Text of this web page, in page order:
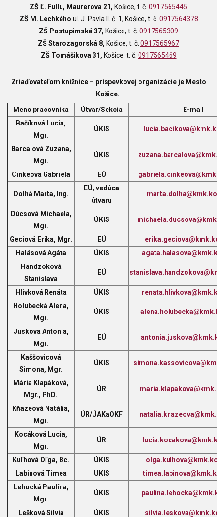
ZŠ Ľ. Fullu, Maurerova 21, Košice, t. č. 0917565445
ZŠ M. Lechkého ul. J. Pavla II. č. 1, Košice, t. č. 0917564378
ZŠ Postupimská 37, Košice, t. č. 0917565309
ZŠ Starozagorská 8, Košice, t. č. 0917565967
ZŠ Tomášikova 31, Košice, t. č. 0917565469
Zriaďovateľom knižnice – príspevkovej organizácie je Mesto
Košice.
Meno pracovníka
Útvar/Sekcia
E-mail
Bačíková Lucia,
Mgr.
ÚKIS
Barcalová Zuzana,
Mgr.
ÚKIS
Cinkeová Gabriela EÚ
Dolhá Marta, Ing.
EÚ, vedúca
útvaru
Dúcsová Michaela,
Mgr.
ÚKIS
Geciová Erika, Mgr. EÚ
Halásová Agáta
ÚKIS
Handzoková
Stanislava
EÚ
Hlivková Renáta ÚKIS
Holubecká Alena,
Mgr.
ÚKIS
Jusková Antónia,
Mgr.
EÚ
Kaššovicová
Simona, Mgr.
ÚKIS
Mária Klapáková,
Mgr., PhD.
ÚR
Kňazeová Natália,
Mgr.
ÚR/ÚAKaOKF
Kocáková Lucia,
Mgr.
ÚR
Kuľhová Oľga, Bc. ÚKIS
Labinová Timea
ÚKIS
Lehocká Paulína,
Mgr.
ÚKIS
Lešková Silvia ÚKIS